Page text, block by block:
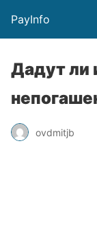
PayInfo
Дадут ли
ovdmitjb